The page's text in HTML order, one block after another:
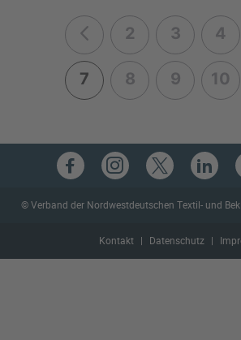
2 3 4
7 8 9 10
© Verband der Nordwestdeutschen Textil- und
Kontakt Datenschutz